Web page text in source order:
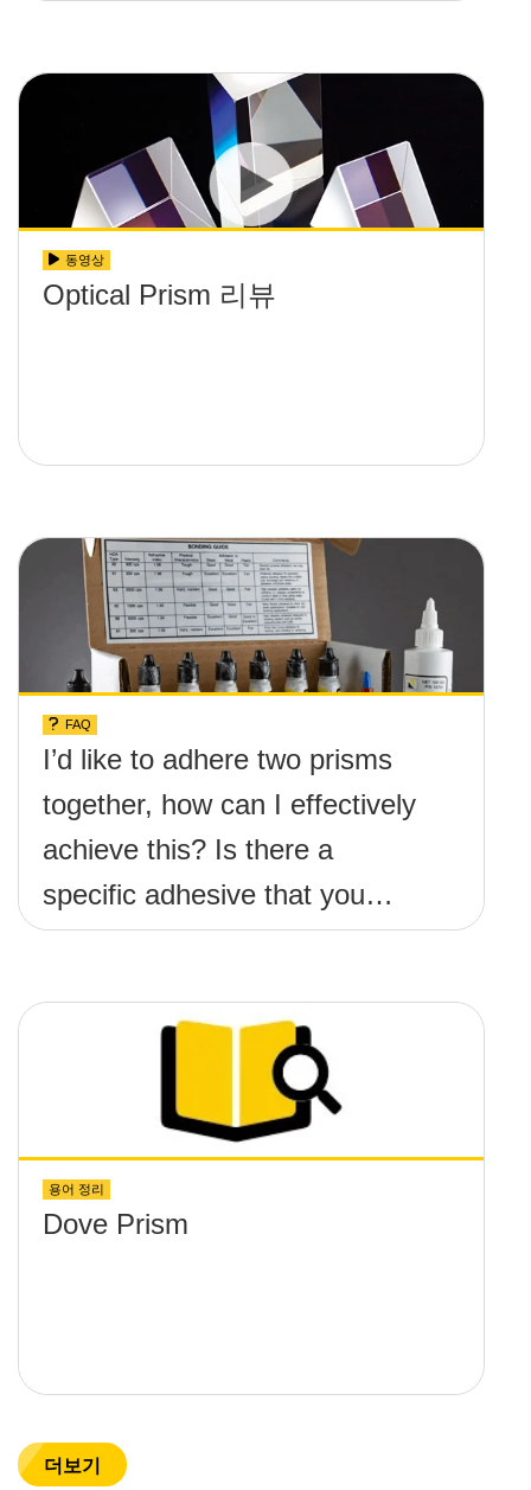
동영상
Optical Prism 리뷰
FAQ
I’d like to adhere two prisms
together, how can I effectively
achieve this? Is there a
specific adhesive that you
recommend?
용어 정리
Dove Prism
더보기